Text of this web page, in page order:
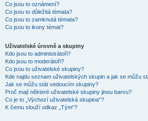
Co jsou to oznámení?
Co jsou to důležitá témata?
Co jsou to zamknutá témata?
Co jsou to ikony témat?
Uživatelské úrovně a skupiny
Kdo jsou to administrátoři?
Kdo jsou to moderátoři?
Co jsou to uživatelské skupiny?
Kde najdu seznam uživatelských skupin a jak se můžu
Jak se můžu stát vedoucím skupiny?
Proč mají některé uživatelské skupiny jinou barvu?
Co je to „Výchozí uživatelská skupina“?
K čemu slouží odkaz „Tým“?